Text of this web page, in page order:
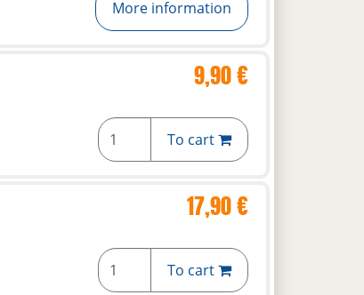
More information
9,90 €
To cart
17,90 €
To cart